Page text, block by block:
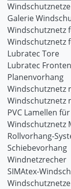
Galerie
Windschutznetz
Windschutznetz
Lubratec Tore
Lubratec Fronten
Planenvorhang
Windschutznetz
Windschutznetz
PVC Lamellen
Windschutznetz
Rollvorhang-
Schiebevorhang
Windnetzrecher
SIMAtex-